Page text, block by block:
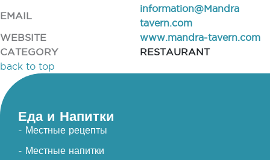
EMAIL
information@Mandra
tavern.com
WEBSITE
www.mandra-tavern.com
CATEGORY
RESTAURANT
back to top
Еда и Напитки
- Местные рецепты
- Местные напитки